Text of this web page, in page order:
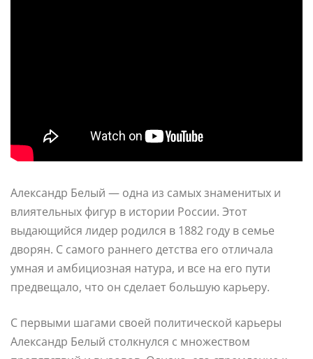
Александр Белый — одна из самых знаменитых и
влиятельных фигур в истории России. Этот
выдающийся лидер родился в 1882 году в семье
дворян. С самого раннего детства его отличала
умная и амбициозная натура, и все на его пути
предвещало, что он сделает большую карьеру.
С первыми шагами своей политической карьеры
Александр Белый столкнулся с множеством